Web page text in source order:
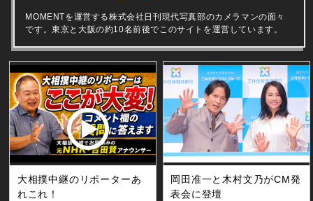
MOMENTを運営する株式会社日刊現代写真部のカメラマンの面々
です。東京と大阪の約10名前後でこのサイトを運営しています。
大相撲中継のリポーターあ
れこれ！
岡田准一と木村文乃がCM発
表会に登壇